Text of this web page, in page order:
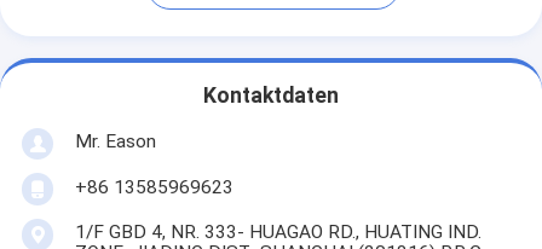
Kontaktdaten
Mr. Eason
+86 13585969623
1/F GBD 4, NR. 333- HUAGAO RD., HUATING IND.